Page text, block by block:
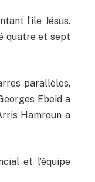
l’île Jésus.
quatre et sept
parallèles,
Ebeid a
Hamroun a
et l’équipe